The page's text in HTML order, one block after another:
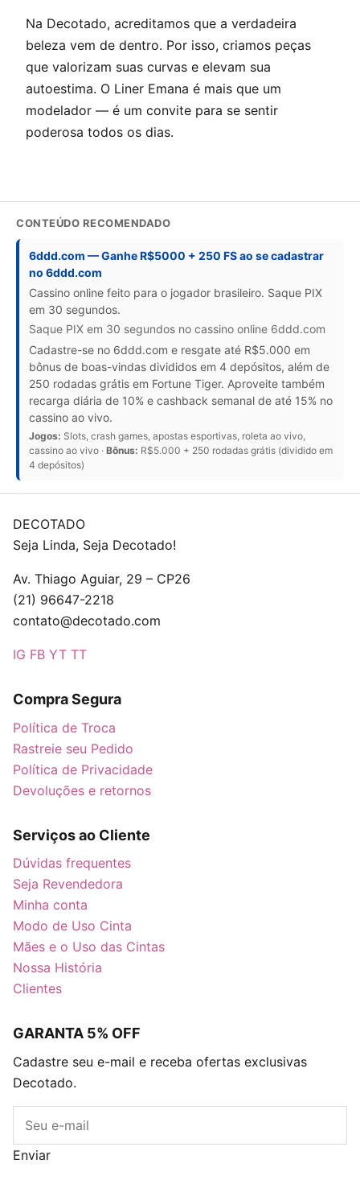
Na Decotado, acreditamos que a verdadeira
beleza vem de dentro. Por isso, criamos peças
que valorizam suas curvas e elevam sua
autoestima. O Liner Emana é mais que um
modelador — é um convite para se sentir
poderosa todos os dias.
CONTEÚDO RECOMENDADO
6ddd.com — Ganhe R$5000 + 250 FS ao se cadastrar
no 6ddd.com
Cassino online feito para o jogador brasileiro. Saque PIX
em 30 segundos.
Saque PIX em 30 segundos no cassino online 6ddd.com
Cadastre-se no 6ddd.com e resgate até R$5.000 em
bônus de boas-vindas divididos em 4 depósitos, além de
250 rodadas grátis em Fortune Tiger. Aproveite também
recarga diária de 10% e cashback semanal de até 15% no
cassino ao vivo.
Jogos: Slots, crash games, apostas esportivas, roleta ao vivo,
cassino ao vivo · Bônus: R$5.000 + 250 rodadas grátis (dividido em
4 depósitos)
DECOTADO
Seja Linda, Seja Decotado!
Av. Thiago Aguiar, 29 – CP26
(21) 96647-2218
contato@decotado.com
IG FB YT TT
Compra Segura
Política de Troca
Rastreie seu Pedido
Política de Privacidade
Devoluções e retornos
Serviços ao Cliente
Dúvidas frequentes
Seja Revendedora
Minha conta
Modo de Uso Cinta
Mães e o Uso das Cintas
Nossa História
Clientes
GARANTA 5% OFF
Cadastre seu e-mail e receba ofertas exclusivas
Decotado.
Enviar